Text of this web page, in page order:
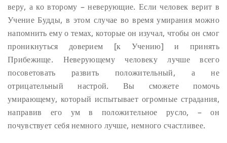
веру, а ко второму – неверующие. Если человек верит в
Учение Будды, в этом случае во время умирания можно
напомнить ему о темах, которые он изучал, чтобы он смог
проникнуться доверием [к Учению] и принять
Прибежище. Неверующему человеку лучше всего
посоветовать развить положительный, а не
отрицательный настрой. Вы сможете помочь
умирающему, который испытывает огромные страдания,
направив его ум в положительное русло, – он
почувствует себя немного лучше, немного счастливее.